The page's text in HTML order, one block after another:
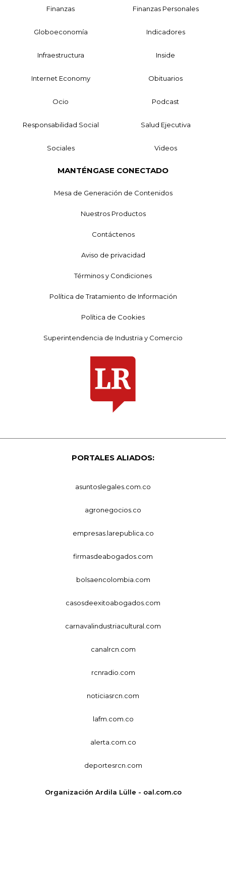
Finanzas Finanzas Personales
Globoeconomía Indicadores
Infraestructura Inside
Internet Economy Obituarios
Ocio Podcast
Responsabilidad Social Salud Ejecutiva
Sociales Videos
MANTÉNGASE CONECTADO
Mesa de Generación de Contenidos
Nuestros Productos
Contáctenos
Aviso de privacidad
Términos y Condiciones
Política de Tratamiento de Información
Política de Cookies
Superintendencia de Industria y Comercio
PORTALES ALIADOS:
asuntoslegales.com.co
agronegocios.co
empresas.larepublica.co
firmasdeabogados.com
bolsaencolombia.com
casosdeexitoabogados.com
carnavalindustriacultural.com
canalrcn.com
rcnradio.com
noticiasrcn.com
lafm.com.co
alerta.com.co
deportesrcn.com
Organización Ardila Lülle - oal.com.co